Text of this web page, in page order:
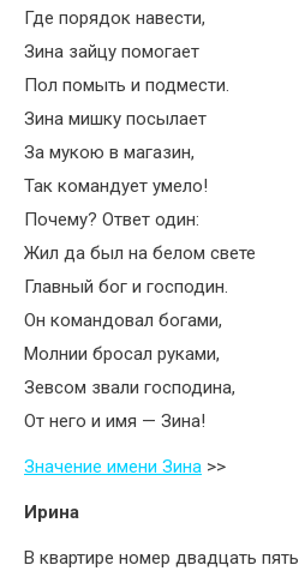
Где порядок навести,
Зина зайцу помогает
Пол помыть и подмести.
Зина мишку посылает
За мукою в магазин,
Так командует умело!
Почему? Ответ один:
Жил да был на белом свете
Главный бог и господин.
Он командовал богами,
Молнии бросал руками,
Зевсом звали господина,
От него и имя — Зина!
Значение имени Зина >>
Ирина
В квартире номер двадцать пять